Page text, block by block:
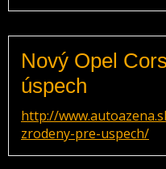
Nový Opel
úspech
http://
zrodeny-pre-uspech/